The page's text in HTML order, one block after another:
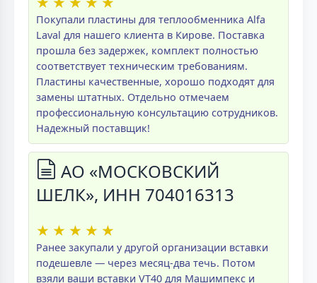
Покупали пластины для теплообменника Alfa
Laval для нашего клиента в Кирове. Поставка
прошла без задержек, комплект полностью
соответствует техническим требованиям.
Пластины качественные, хорошо подходят для
замены штатных. Отдельно отмечаем
профессиональную консультацию сотрудников.
Надежный поставщик!
АО «МОСКОВСКИЙ
ШЕЛК», ИНН 704016313
★ ★ ★ ★ ★
Ранее закупали у другой организации вставки
подешевле — через месяц-два течь. Потом
взяли ваши вставки VT40 для Машимпекс и